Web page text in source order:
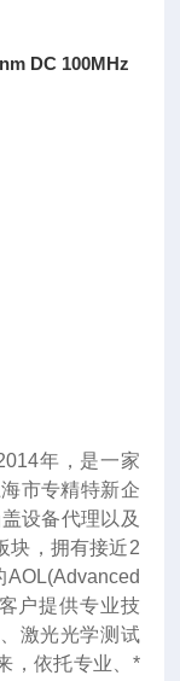
DC 100MHz
年 ， 是一家
市专精特新企
设备代理以及
块，拥有接近2
户提供专业技
激光光学测试
，依托专业、*